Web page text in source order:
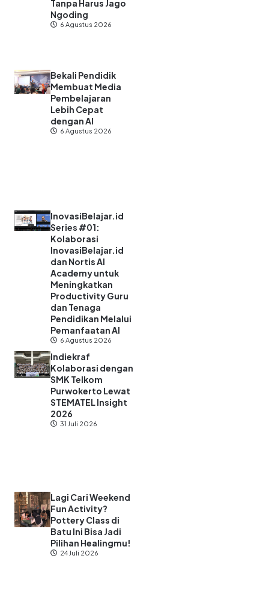
Tanpa Harus Jago
Ngoding
6 Agustus 2026
Bekali Pendidik
Membuat Media
Pembelajaran
Lebih Cepat
dengan AI
6 Agustus 2026
InovasiBelajar.id
Series #01:
Kolaborasi
InovasiBelajar.id
dan Nortis AI
Academy untuk
Meningkatkan
Productivity Guru
dan Tenaga
Pendidikan Melalui
Pemanfaatan AI
6 Agustus 2026
Indiekraf
Kolaborasi dengan
SMK Telkom
Purwokerto Lewat
STEMATEL Insight
2026
31 Juli 2026
Lagi Cari Weekend
Fun Activity?
Pottery Class di
Batu Ini Bisa Jadi
Pilihan Healingmu!
24 Juli 2026